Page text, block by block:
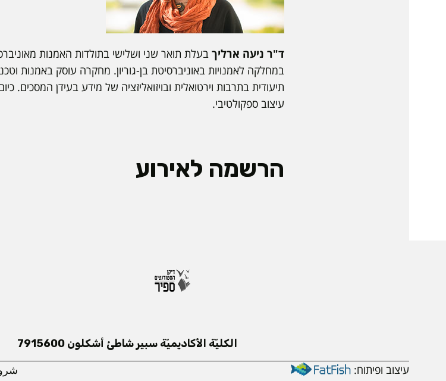
ד"ר ניעה ארליך בעלת תואר שני ושלישי בתולדות האמנות
במחלקה לאמנויות באוניברסיטת בן-גוריון. מחקרה עוסק באמנות
תיעודית בתרבות וירטואלית ובויזואליזציה של מידע בעידן המסכים.
עיצוב ספקולטיבי.
הרשמה לאירוע
الكليّة الأكاديميّة سبير شاطئ أشكلون 7915600
עיצוב ופיתוח: